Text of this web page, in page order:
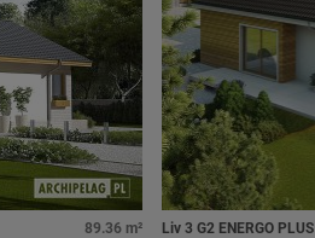
89.36 m² Liv 3 G2 ENERGO PLUS